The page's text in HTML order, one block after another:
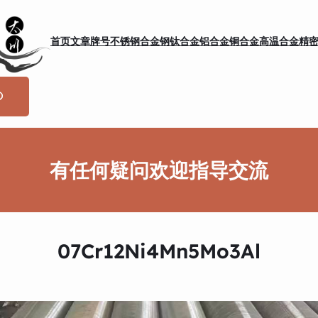
首页文章牌号不锈钢合金钢钛合金铝合金铜合金高温合金精
有任何疑问欢迎指导交流
07Cr12Ni4Mn5Mo3Al